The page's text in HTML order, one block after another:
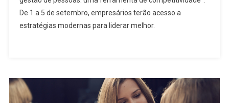
Abre
Inscrições
Para
Pessoas
De 1 a 5 de setembro, empresários terão acesso a
estratégias modernas para liderar melhor.